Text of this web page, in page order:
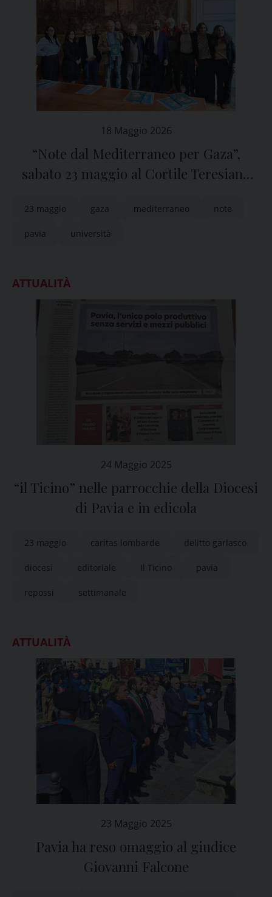
18 Maggio 2026
“Note dal Mediterraneo per Gaza”,
sabato 23 maggio al Cortile Teresiano
23 maggio gaza mediterraneo note
pavia università
ATTUALITÀ
24 Maggio 2025
“il Ticino” nelle parrocchie della Diocesi
di Pavia e in edicola
23 maggio caritas lombarde delitto garlasco
diocesi editoriale Il Ticino pavia
repossi settimanale
ATTUALITÀ
23 Maggio 2025
Pavia ha reso omaggio al giudice
Giovanni Falcone